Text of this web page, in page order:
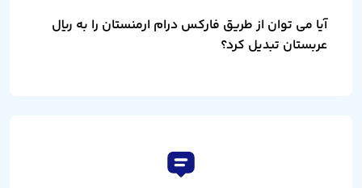
آیا می توان از طریق فارکس درام ارمنستان را به ریال
عربستان تبدیل کرد؟